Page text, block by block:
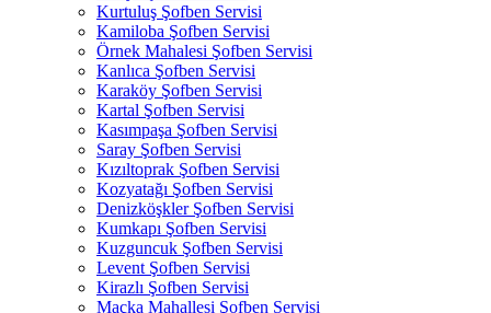
Kurtuluş Şofben Servisi
Kamiloba Şofben Servisi
Örnek Mahalesi Şofben Servisi
Kanlıca Şofben Servisi
Karaköy Şofben Servisi
Kartal Şofben Servisi
Kasımpaşa Şofben Servisi
Saray Şofben Servisi
Kızıltoprak Şofben Servisi
Kozyatağı Şofben Servisi
Denizköşkler Şofben Servisi
Kumkapı Şofben Servisi
Kuzguncuk Şofben Servisi
Levent Şofben Servisi
Kirazlı Şofben Servisi
Maçka Mahallesi Şofben Servisi